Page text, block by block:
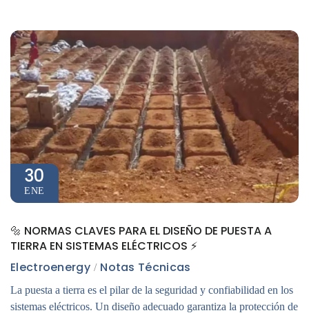
30
ENE
🔩 NORMAS CLAVES PARA EL DISEÑO DE PUESTA A
TIERRA EN SISTEMAS ELÉCTRICOS ⚡
Electroenergy
Notas Técnicas
La puesta a tierra es el pilar de la seguridad y confiabilidad en los
sistemas eléctricos. Un diseño adecuado garantiza la protección de